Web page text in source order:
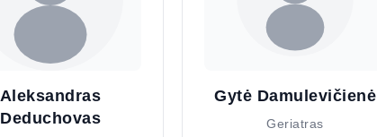
Aleksandras
Deduchovas
Gytė Damulevičienė
Geriatras